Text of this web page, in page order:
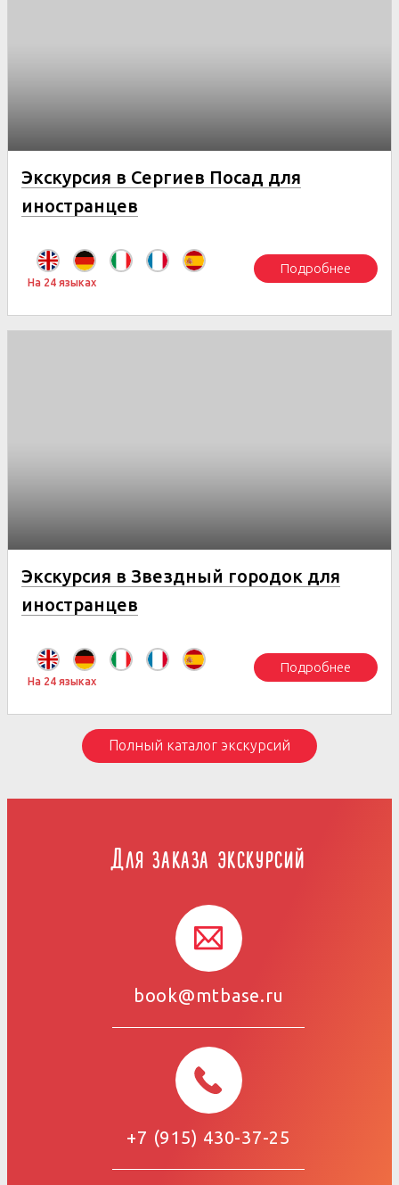
Экскурсия в Сергиев Посад для
иностранцев
На 24 языках
Подробнее
Экскурсия в Звездный городок для
иностранцев
На 24 языках
Подробнее
Полный каталог экскурсий
Для заказа экскурсий
book@mtbase.ru
+7 (915) 430-37-25